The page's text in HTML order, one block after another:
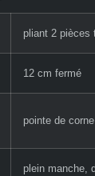
pliant 2 pièces
12 cm fermé
pointe de corne
plein manche,